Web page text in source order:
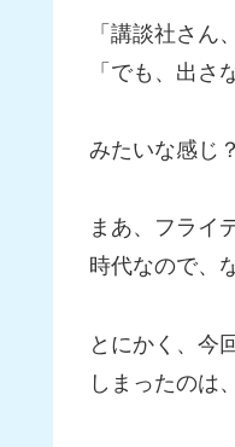
「講談社さん
「でも、出さ
みたいな感じ？
まあ、フライ
時代なので、
とにかく、今
しまったのは